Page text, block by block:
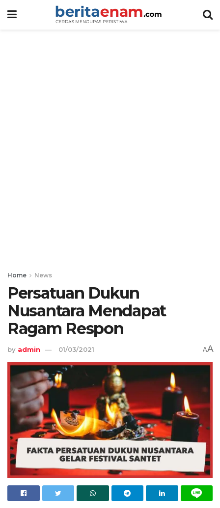
Home News
Persatuan Dukun
Nusantara Mendapat
Ragam Respon
by admin 01/03/2021 AA